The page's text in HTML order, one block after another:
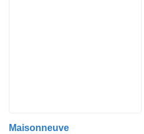
Maisonneuve